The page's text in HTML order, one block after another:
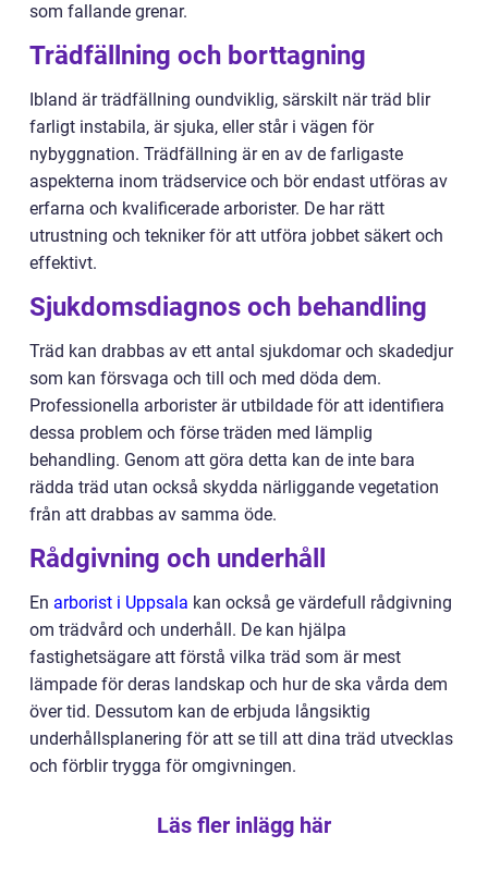
som fallande grenar.
Trädfällning och borttagning
Ibland är trädfällning oundviklig, särskilt när träd blir
farligt instabila, är sjuka, eller står i vägen för
nybyggnation. Trädfällning är en av de farligaste
aspekterna inom trädservice och bör endast utföras av
erfarna och kvalificerade arborister. De har rätt
utrustning och tekniker för att utföra jobbet säkert och
effektivt.
Sjukdomsdiagnos och behandling
Träd kan drabbas av ett antal sjukdomar och skadedjur
som kan försvaga och till och med döda dem.
Professionella arborister är utbildade för att identifiera
dessa problem och förse träden med lämplig
behandling. Genom att göra detta kan de inte bara
rädda träd utan också skydda närliggande vegetation
från att drabbas av samma öde.
Rådgivning och underhåll
En arborist i Uppsala kan också ge värdefull rådgivning
om trädvård och underhåll. De kan hjälpa
fastighetsägare att förstå vilka träd som är mest
lämpade för deras landskap och hur de ska vårda dem
över tid. Dessutom kan de erbjuda långsiktig
underhållsplanering för att se till att dina träd utvecklas
och förblir trygga för omgivningen.
Läs fler inlägg här